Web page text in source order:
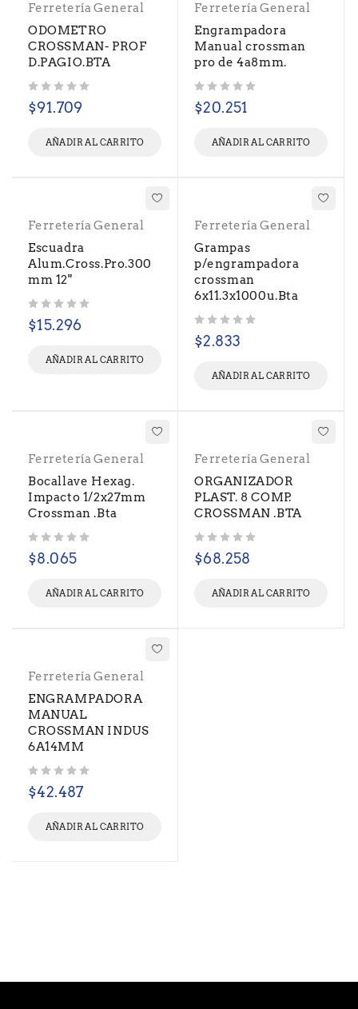
Ferretería General
ODOMETRO
CROSSMAN- PROF
D.PAGIO.BTA
$91.709
AÑADIR AL CARRITO
Ferretería General
Engrampadora
Manual crossman
pro de 4a8mm.
$20.251
AÑADIR AL CARRITO
Ferretería General
Escuadra
Alum.Cross.Pro.300
mm 12"
$15.296
AÑADIR AL CARRITO
Ferretería General
Grampas
p/engrampadora
crossman
6x11.3x1000u.Bta
$2.833
AÑADIR AL CARRITO
Ferretería General
Bocallave Hexag.
Impacto 1/2x27mm
Crossman .Bta
$8.065
AÑADIR AL CARRITO
Ferretería General
ORGANIZADOR
PLAST. 8 COMP.
CROSSMAN .BTA
$68.258
AÑADIR AL CARRITO
Ferretería General
ENGRAMPADORA
MANUAL
CROSSMAN INDUS
6A14MM
$42.487
AÑADIR AL CARRITO